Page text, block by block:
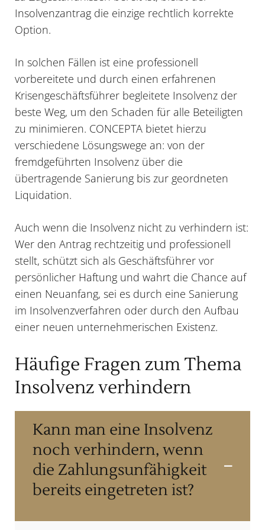
Insolvenzantrag die einzige rechtlich korrekte
Option.
In solchen Fällen ist eine professionell
vorbereitete und durch einen erfahrenen
Krisengeschäftsführer begleitete Insolvenz der
beste Weg, um den Schaden für alle Beteiligten
zu minimieren. CONCEPTA bietet hierzu
verschiedene Lösungswege an: von der
fremdgeführten Insolvenz über die
übertragende Sanierung bis zur geordneten
Liquidation.
Auch wenn die Insolvenz nicht zu verhindern ist:
Wer den Antrag rechtzeitig und professionell
stellt, schützt sich als Geschäftsführer vor
persönlicher Haftung und wahrt die Chance auf
einen Neuanfang, sei es durch eine Sanierung
im Insolvenzverfahren oder durch den Aufbau
einer neuen unternehmerischen Existenz.
Häufige Fragen zum Thema
Insolvenz verhindern
Kann man eine Insolvenz
noch verhindern, wenn
die Zahlungsunfähigkeit
bereits eingetreten ist?